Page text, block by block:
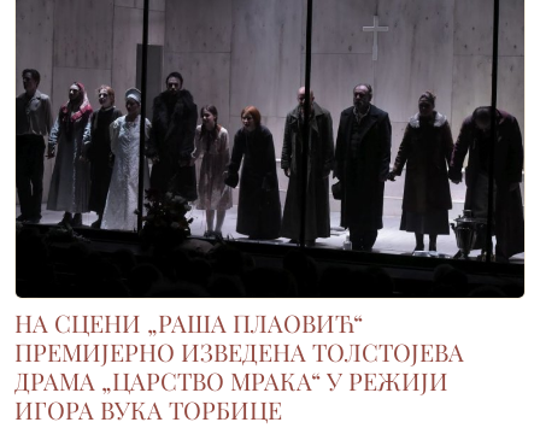
НА СЦЕНИ „РАША ПЛАОВИЋ“
ПРЕМИЈЕРНО ИЗВЕДЕНА ТОЛСТОЈЕВА
ДРАМА „ЦАРСТВО МРАКА“ У РЕЖИЈИ
ИГОРА ВУКА ТОРБИЦЕ